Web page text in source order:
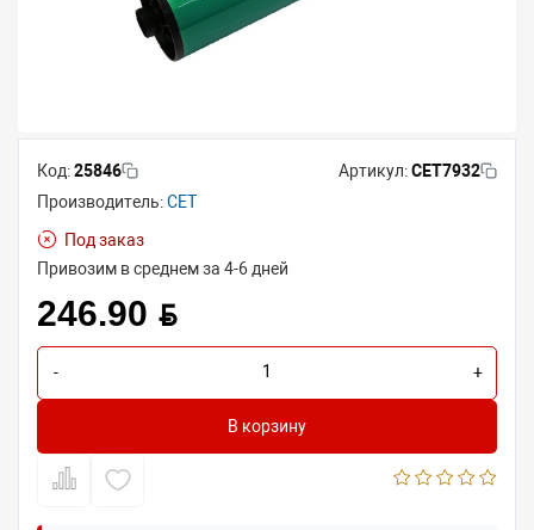
Код:25846 Артикул:CET7932
Производитель:CET
Под заказ
Привозим в среднем за 4-6 дней
246.90 BYN
- +
В корзину